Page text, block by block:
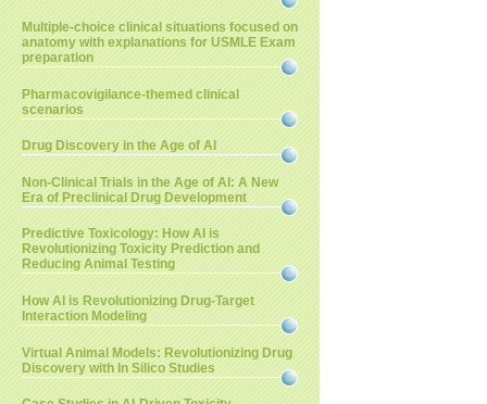
Multiple-choice clinical situations focused on
anatomy with explanations for USMLE Exam
preparation
Pharmacovigilance-themed clinical
scenarios
Drug Discovery in the Age of AI
Non-Clinical Trials in the Age of AI: A New
Era of Preclinical Drug Development
Predictive Toxicology: How AI is
Revolutionizing Toxicity Prediction and
Reducing Animal Testing
How AI is Revolutionizing Drug-Target
Interaction Modeling
Virtual Animal Models: Revolutionizing Drug
Discovery with In Silico Studies